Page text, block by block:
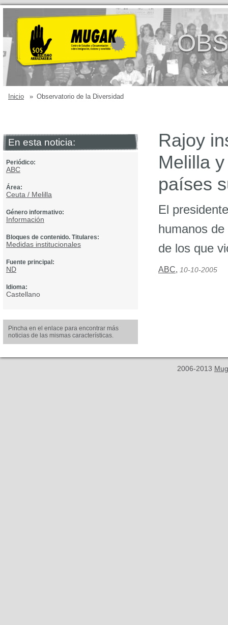
Inicio » Observatorio de la Diversidad
En esta noticia:
Periódico:
ABC
Área:
Ceuta / Melilla
Género informativo:
Información
Bloques de contenido. Titulares:
Medidas institucionales
Fuente principal:
ND
Idioma:
Castellano
Pincha en el enlace para encontrar más
noticias de las mismas características.
Rajoy
Melilla
países
El
humanos
de los que
ABC, 10-10-2005
2006-2013